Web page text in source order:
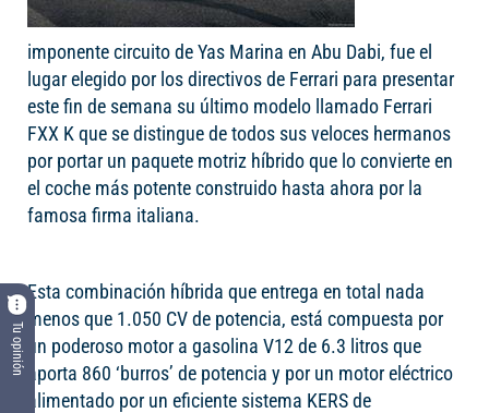
imponente circuito de Yas Marina en Abu Dabi, fue el
lugar elegido por los directivos de Ferrari para presentar
este fin de semana su último modelo llamado Ferrari
FXX K que se distingue de todos sus veloces hermanos
por portar un paquete motriz híbrido que lo convierte en
el coche más potente construido hasta ahora por la
famosa firma italiana.
Esta combinación híbrida que entrega en total nada
menos que 1.050 CV de potencia, está compuesta por
un poderoso motor a gasolina V12 de 6.3 litros que
aporta 860 ‘burros’ de potencia y por un motor eléctrico
alimentado por un eficiente sistema KERS de
Tu opinión